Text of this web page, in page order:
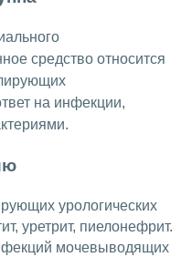
средство относится
на инфекции,
урологических
уретрит, пиелонефрит.
мочевыводящих